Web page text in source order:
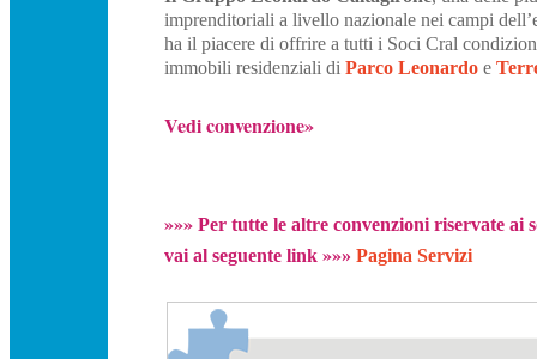
imprenditoriali a livello nazionale nei campi
ha il piacere di offrire a tutti i Soci Cral
immobili residenziali di Parco Leonardoe
Vedi convenzione»
»»»Per tutte le altre convenzioni riservate ai
vai al seguente link »»» Pagina Servizi